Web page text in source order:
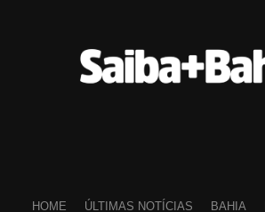
HOME ÚLTIMAS NOTÍCIAS BAHIA